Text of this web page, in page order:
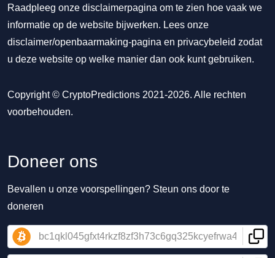
Raadpleeg onze disclaimerpagina om te zien hoe vaak we
informatie op de website bijwerken. Lees onze
disclaimer/openbaarmaking-pagina en privacybeleid zodat
u deze website op welke manier dan ook kunt gebruiken.
Copyright © CryptoPredictions 2021-2026. Alle rechten
voorbehouden.
Doneer ons
Bevallen u onze voorspellingen? Steun ons door te
doneren